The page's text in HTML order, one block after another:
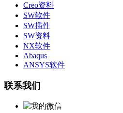
Creo资料
SW软件
SW插件
SW资料
NX软件
Abaqus
ANSYS软件
联系我们